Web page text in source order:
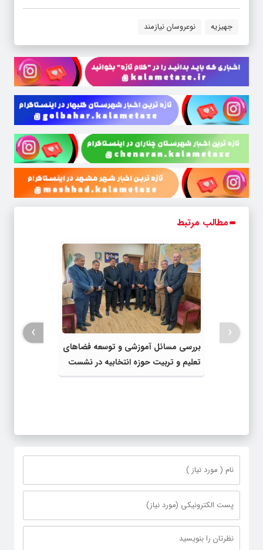
جهیزیه نوعروسان نیازمند
مطالب مرتبط
بررسی مسائل آموزشی و توسعه فضاهای
تعلیم و تربیت حوزه انتخابیه در نشست
مشترک عضو کمیسیون آموزش مجلس با
‹
›